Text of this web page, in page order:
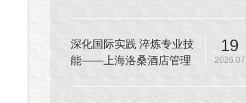
19
2026.07
深化国际实践 淬炼专业技
能——上海洛桑酒店管理